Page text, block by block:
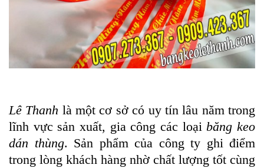
Lê Thanh là một cơ sở có uy tín lâu năm trong
lĩnh vực sản xuất, gia công các loại băng keo
dán thùng. Sản phẩm của công ty ghi điểm
trong lòng khách hàng nhờ chất lượng tốt cùng